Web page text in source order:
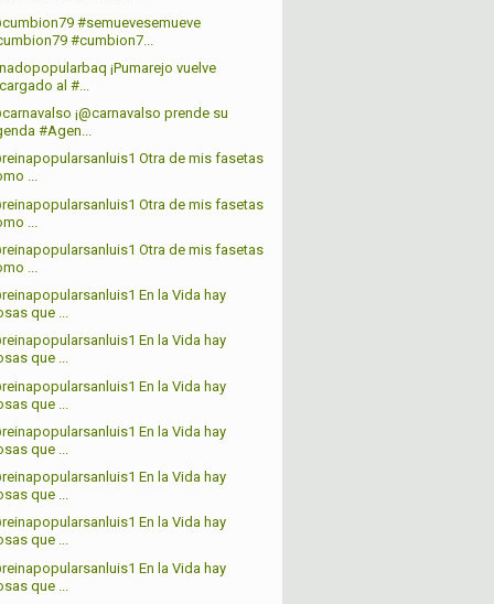
#semuevesemueve
#cumbion7...
¡Pumarejo vuelve
al #...
¡@carnavalso prende su
#Agen...
Otra de mis fasetas
...
Otra de mis fasetas
...
Otra de mis fasetas
...
En la Vida hay
que ...
En la Vida hay
que ...
En la Vida hay
que ...
En la Vida hay
que ...
En la Vida hay
que ...
En la Vida hay
que ...
En la Vida hay
que ...